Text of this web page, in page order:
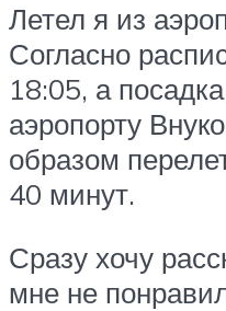
Летел я из
Согласно
18:05, а
аэропорту
образом
40 минут.
Сразу хочу
мне не